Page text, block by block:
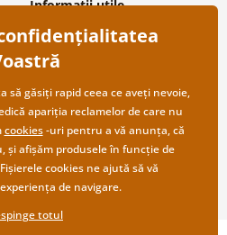
Informații utile
Despre noi
Întrebări frecvente
Contacte
Cooperare angro
să găsiți rapid ceea ce aveți nevoie,
apariția reclamelor de care nu
cookies-uri pentru a vă anunța, că
și afișăm produsele în funcție de
cookies ne ajută să vă
de navigare.
totul